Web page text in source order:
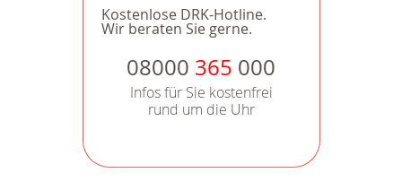
Kostenlose DRK-Hotline.
Wir beraten Sie gerne.
08000 365 000
Infos für Sie kostenfrei
rund um die Uhr